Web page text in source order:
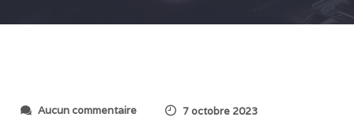
Aucun commentaires
7 octobre 2023